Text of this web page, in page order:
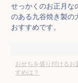
せっかくのお正月な
のある九谷焼き製の
おすすめです。
おせちを盛り付ける
すめは？